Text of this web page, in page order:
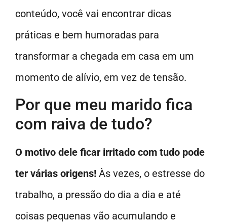
conteúdo, você vai encontrar dicas
práticas e bem humoradas para
transformar a chegada em casa em um
momento de alívio, em vez de tensão.
Por que meu marido fica
com raiva de tudo?
O motivo dele ficar irritado com tudo pode
ter várias origens! Às vezes, o estresse do
trabalho, a pressão do dia a dia e até
coisas pequenas vão acumulando e